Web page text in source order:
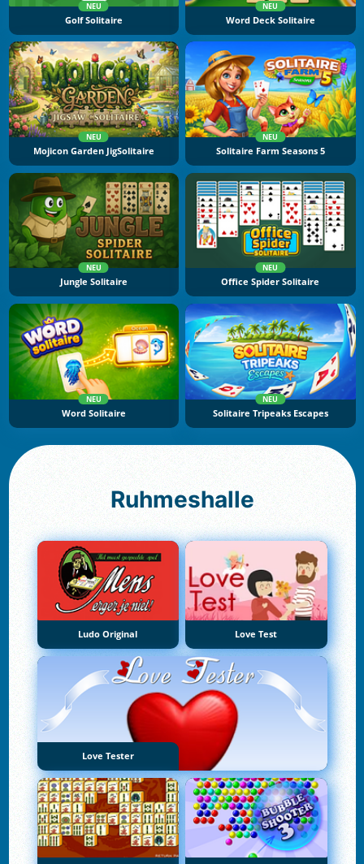
NEU
Golf Solitaire
NEU
Word Deck Solitaire
NEU
Mojicon Garden JigSolitaire
NEU
Solitaire Farm Seasons 5
NEU
Jungle Solitaire
NEU
Office Spider Solitaire
NEU
Word Solitaire
NEU
Solitaire Tripeaks Escapes
Ruhmeshalle
Ludo Original Love Test
Love Tester